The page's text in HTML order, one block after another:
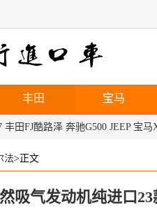
丰田 宝马
丰田FJ酷路泽 奔驰G500 JEEP 宝马
法>正文
吸气发动机纯进口